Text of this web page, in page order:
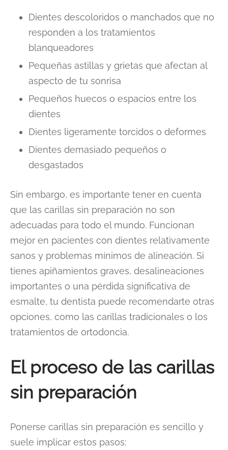
Dientes descoloridos o manchados que no
responden a los tratamientos
blanqueadores
Pequeñas astillas y grietas que afectan al
aspecto de tu sonrisa
Pequeños huecos o espacios entre los
dientes
Dientes ligeramente torcidos o deformes
Dientes demasiado pequeños o
desgastados
Sin embargo, es importante tener en cuenta
que las carillas sin preparación no son
adecuadas para todo el mundo. Funcionan
mejor en pacientes con dientes relativamente
sanos y problemas mínimos de alineación. Si
tienes apiñamientos graves, desalineaciones
importantes o una pérdida significativa de
esmalte, tu dentista puede recomendarte otras
opciones, como las carillas tradicionales o los
tratamientos de ortodoncia.
El proceso de las carillas
sin preparación
Ponerse carillas sin preparación es sencillo y
suele implicar estos pasos: